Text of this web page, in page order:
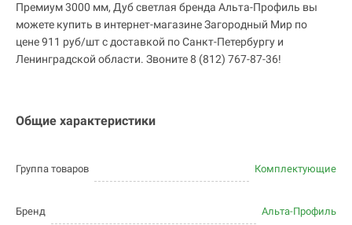
Премиум 3000 мм, Дуб светлая бренда Альта-Профиль вы
можете купить в интернет-магазине Загородный Мир по
цене 911 руб/шт с доставкой по Санкт-Петербургу и
Ленинградской области. Звоните 8 (812) 767-87-36!
Общие характеристики
Группа товаров Комплектующие
Бренд Альта-Профиль